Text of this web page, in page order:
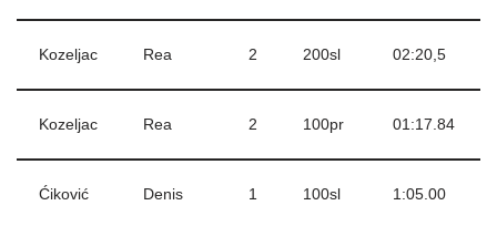
Kozeljac Rea 2 200sl 02:20,5
Kozeljac Rea 2 100pr 01:17.84
Ćiković Denis 1 100sl 1:05.00